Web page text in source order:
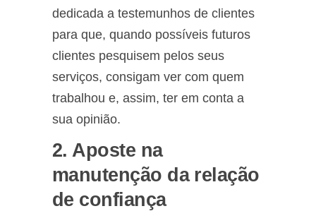
dedicada a testemunhos de clientes
para que, quando possíveis futuros
clientes pesquisem pelos seus
serviços, consigam ver com quem
trabalhou e, assim, ter em conta a
sua opinião.
2. Aposte na
manutenção da relação
de confiança